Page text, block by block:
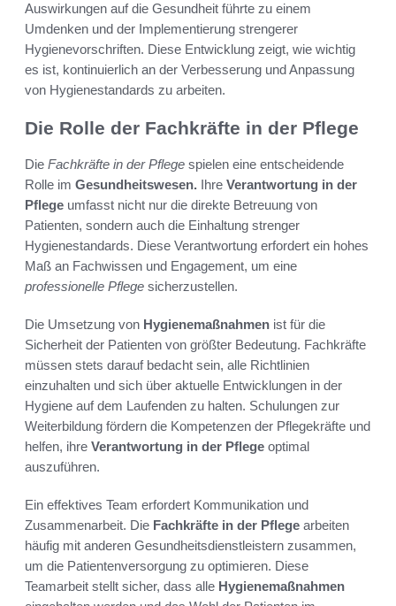
Auswirkungen auf die Gesundheit führte zu einem
Umdenken und der Implementierung strengerer
Hygienevorschriften. Diese Entwicklung zeigt, wie wichtig
es ist, kontinuierlich an der Verbesserung und Anpassung
von Hygienestandards zu arbeiten.
Die Rolle der Fachkräfte in der Pflege
Die Fachkräfte in der Pflege spielen eine entscheidende
Rolle im Gesundheitswesen. Ihre Verantwortung in der
Pflege umfasst nicht nur die direkte Betreuung von
Patienten, sondern auch die Einhaltung strenger
Hygienestandards. Diese Verantwortung erfordert ein hohes
Maß an Fachwissen und Engagement, um eine
professionelle Pflege sicherzustellen.
Die Umsetzung von Hygienemaßnahmen ist für die
Sicherheit der Patienten von größter Bedeutung. Fachkräfte
müssen stets darauf bedacht sein, alle Richtlinien
einzuhalten und sich über aktuelle Entwicklungen in der
Hygiene auf dem Laufenden zu halten. Schulungen zur
Weiterbildung fördern die Kompetenzen der Pflegekräfte und
helfen, ihre Verantwortung in der Pflege optimal
auszuführen.
Ein effektives Team erfordert Kommunikation und
Zusammenarbeit. Die Fachkräfte in der Pflege arbeiten
häufig mit anderen Gesundheitsdienstleistern zusammen,
um die Patientenversorgung zu optimieren. Diese
Teamarbeit stellt sicher, dass alle Hygienemaßnahmen